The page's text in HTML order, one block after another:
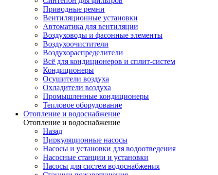
Приводные ремни
Вентиляционные установки
Автоматика для вентиляции
Воздуховоды и фасонные элементы
Воздухоочистители
Воздухораспределители
Всё для кондиционеров и сплит-систем
Кондиционеры
Осушители воздуха
Охладители воздуха
Промышленные кондиционеры
Тепловое оборудование
Отопление и водоснабжение
Отопление и водоснабжение
Назад
Циркуляционные насосы
Насосы и установки для водоотведения
Насосные станции и установки
Насосы для систем водоснабжения